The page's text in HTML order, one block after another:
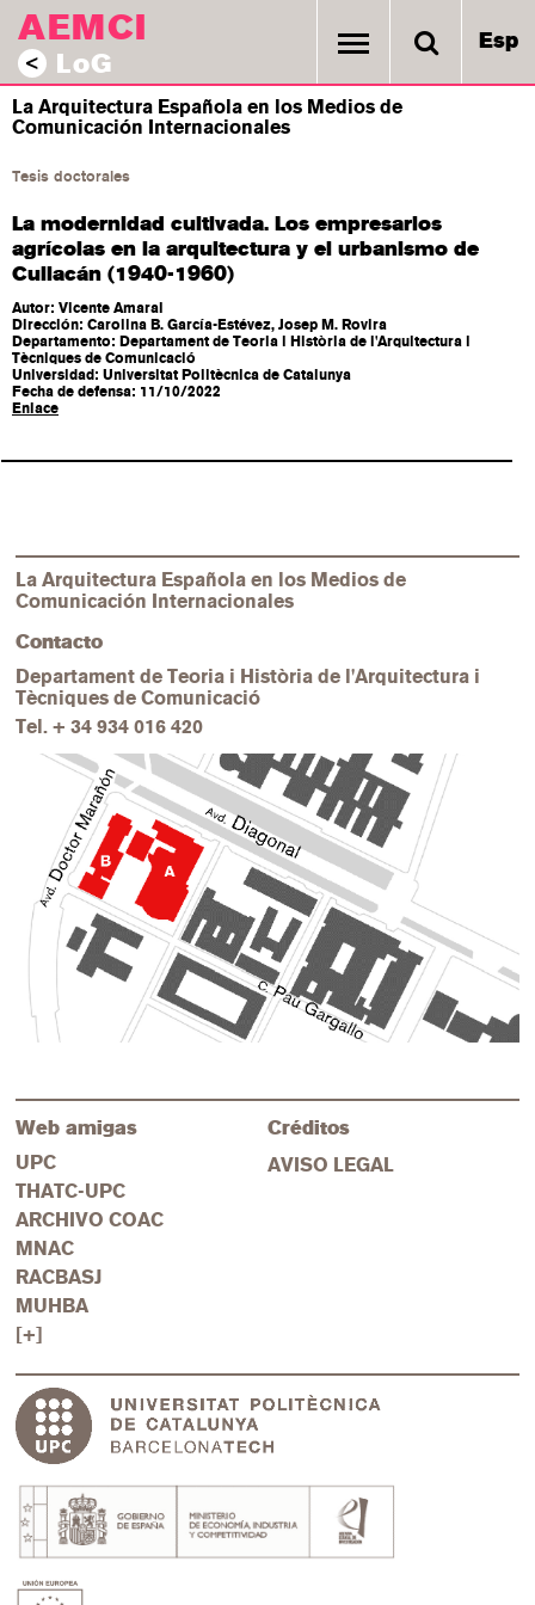
AEMCI
< LoG
Esp
La Arquitectura Española en los Medios de
Comunicación Internacionales
Tesis doctorales
La modernidad cultivada. Los empresarios
agrícolas en la arquitectura y el urbanismo de
Culiacán (1940-1960)
Autor: Vicente Amaral
Dirección: Carolina B. García-Estévez, Josep M. Rovira
Departamento: Departament de Teoria i Història de l'Arquitectura i
Tècniques de Comunicació
Universidad: Universitat Politècnica de Catalunya
Fecha de defensa: 11/10/2022
Enlace
La Arquitectura Española en los Medios de
Comunicación Internacionales
Contacto
Departament de Teoria i Història de l'Arquitectura i
Tècniques de Comunicació
Tel. + 34 934 016 420
Web amigas
UPC
THATC-UPC
ARCHIVO COAC
MNAC
RACBASJ
MUHBA
[+]
Créditos
AVISO LEGAL